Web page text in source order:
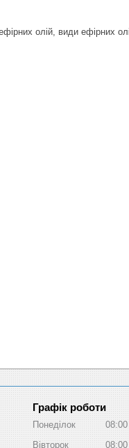
олій, види ефірних
Графік роботи
Понеділок 08:00
Вівторок
08:00